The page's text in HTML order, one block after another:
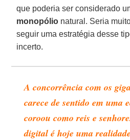
que poderia ser considerado
monopólio natural. Seria
seguir uma estratégia desse
incerto.
A concorrência com os
carece de sentido em uma
coroou como reis e
digital é hoje uma